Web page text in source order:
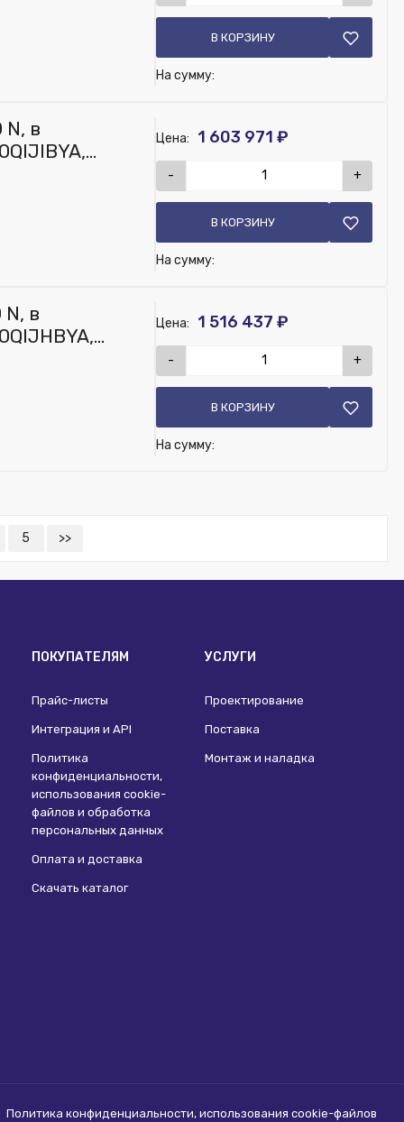
В КОРЗИНУ
На сумму:
в
Цена: 1 603 971 ₽
- +
В КОРЗИНУ
На сумму:
в
Цена: 1 516 437 ₽
- +
В КОРЗИНУ
На сумму:
5 >>
ПОКУПАТЕЛЯМ
Прайс-листы
Интеграция и API
Политика
конфиденциальности,
использования сookie-
файлов и обработка
персональных данных
Оплата и доставка
Скачать каталог
УСЛУГИ
Проектирование
Поставка
Монтаж и наладка
Политика конфиденциальности, использования сookie-файлов